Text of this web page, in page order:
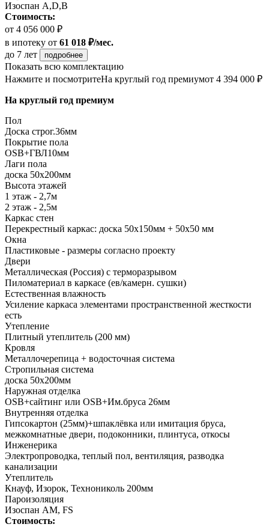
Изоспан A,D,B
Стоимость:
от 4 056 000 ₽
в ипотеку от 61 018 ₽/мес.
до 7 лет
подробнее
Показать всю комплектацию
Нажмите и посмотритеНа круглый год премиумот 4 394 000 ₽
На круглый год премиум
Пол
Доска строг.36мм
Покрытие пола
ОSB+ГВЛ10мм
Лаги пола
доска 50х200мм
Высота этажей
1 этаж - 2,7м
2 этаж - 2,5м
Каркас стен
Перекрестный каркас: доска 50х150мм + 50х50 мм
Окна
Пластиковые - размеры согласно проекту
Двери
Металлическая (Россия) с терморазрывом
Пиломатериал в каркасе (ев/камерн. сушки)
Естественная влажность
Усиление каркаса элементами пространственной жесткости
есть
Утепление
Плитный утеплитель (200 мм)
Кровля
Металлочерепица + водосточная система
Стропильная система
доска 50х200мм
Наружная отделка
OSB+сайтинг или OSB+Им.бруса 26мм
Внутренняя отделка
Гипсокартон (25мм)+шпаклёвка или имитация бруса,
межкомнатные двери, подоконники, плинтуса, откосы
Инженерика
Электропроводка, теплый пол, вентиляция, разводка
канализации
Утеплитель
Кнауф, Изорок, Технониколь 200мм
Пароизоляция
Изоспан AM, FS
Стоимость: